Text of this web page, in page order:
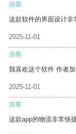
游客
这款软件的界面设计非
2025-11-01
游客
我喜欢这个软件 作者
2025-11-01
游客
这款app的物流非常快